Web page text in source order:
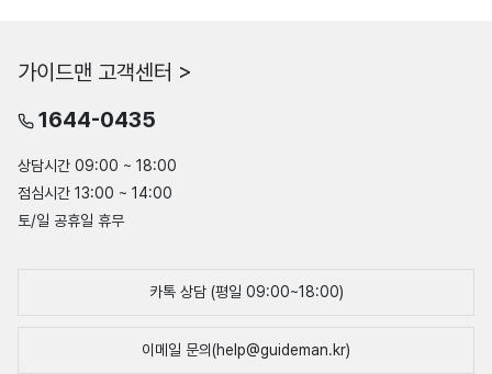
가이드맨 고객센터 >
1644-0435
상담시간 09:00 ~ 18:00
점심시간 13:00 ~ 14:00
토/일 공휴일 휴무
카톡 상담 (평일 09:00~18:00)
이메일 문의(help@guideman.kr)